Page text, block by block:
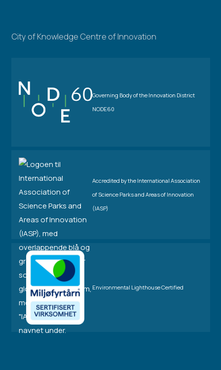
City of Knowledge Centre of Innovation
Governing Body of the Innovation District
NODE60
Accredited by the International Association
of Science Parks and Areas of Innovation
(IASP)
Environmental Lighthouse Certified